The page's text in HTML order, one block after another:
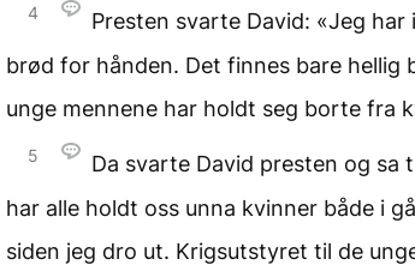
4
Presten svarte David: «Jeg har
brød for hånden. Det finnes bare hellig
unge mennene har holdt seg borte fra
5
Da svarte David presten og sa
har alle holdt oss unna kvinner både i
siden jeg dro ut. Krigsutstyret til de